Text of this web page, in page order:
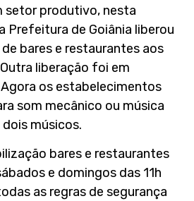
setor produtivo, nesta
Prefeitura de Goiânia liberou
bares e restaurantes aos
liberação foi em
os estabelecimentos
som mecânico ou música
músicos.
bares e restaurantes
e domingos das 11h
as regras de segurança